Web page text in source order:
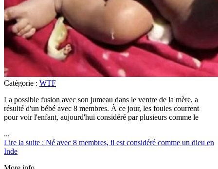
Catégorie : WTF
La possible fusion avec son jumeau dans le ventre de la mère, a
résulté d'un bébé avec 8 membres. À ce jour, les foules courrent
pour voir l'enfant, aujourd'hui considéré par plusieurs comme le
...
Lire la suite : Né avec 8 membres, il est considéré comme un dieu en
Inde